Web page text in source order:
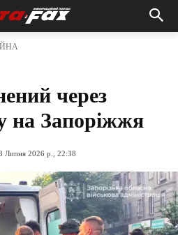
через
на Запоріжжя
Липня 2026 р., 22:38